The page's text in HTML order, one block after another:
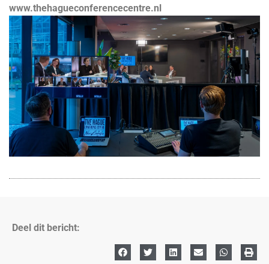
www.thehagueconferencecentre.nl
Deel dit bericht: